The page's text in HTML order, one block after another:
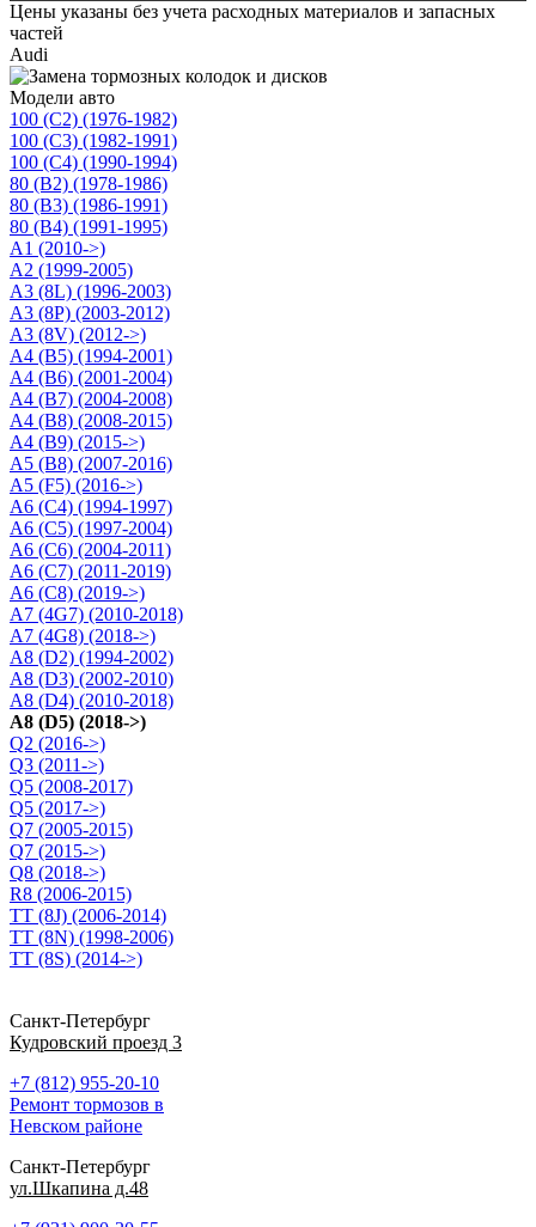
Цены указаны без учета расходных материалов и запасных
частей
Audi
Модели авто
100 (C2) (1976-1982)
100 (C3) (1982-1991)
100 (C4) (1990-1994)
80 (B2) (1978-1986)
80 (B3) (1986-1991)
80 (B4) (1991-1995)
A1 (2010->)
A2 (1999-2005)
A3 (8L) (1996-2003)
A3 (8P) (2003-2012)
A3 (8V) (2012->)
A4 (B5) (1994-2001)
A4 (B6) (2001-2004)
A4 (B7) (2004-2008)
A4 (B8) (2008-2015)
A4 (B9) (2015->)
A5 (B8) (2007-2016)
A5 (F5) (2016->)
A6 (C4) (1994-1997)
A6 (C5) (1997-2004)
A6 (C6) (2004-2011)
A6 (C7) (2011-2019)
A6 (C8) (2019->)
A7 (4G7) (2010-2018)
A7 (4G8) (2018->)
A8 (D2) (1994-2002)
A8 (D3) (2002-2010)
A8 (D4) (2010-2018)
A8 (D5) (2018->)
Q2 (2016->)
Q3 (2011->)
Q5 (2008-2017)
Q5 (2017->)
Q7 (2005-2015)
Q7 (2015->)
Q8 (2018->)
R8 (2006-2015)
TT (8J) (2006-2014)
TT (8N) (1998-2006)
TT (8S) (2014->)
Санкт-Петербург
Кудровский проезд 3
+7 (812) 955-20-10
Ремонт тормозов в
Невском районе
Санкт-Петербург
ул.Шкапина д.48